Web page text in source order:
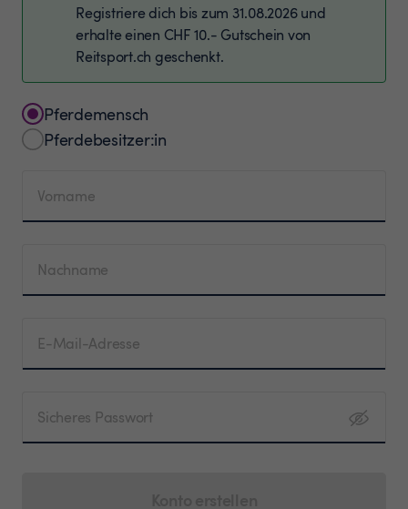
Registriere dich bis zum 31.08.2026 und
erhalte einen CHF 10.- Gutschein von
Reitsport.ch geschenkt.
Pferdemensch
Pferdebesitzer:in
Vorname
Nachname
E-Mail-Adresse
Sicheres Passwort